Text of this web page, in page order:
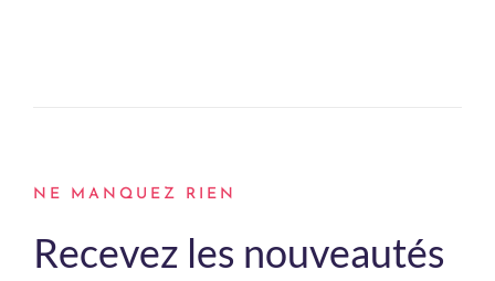
NE MANQUEZ RIEN
Recevez les nouveautés